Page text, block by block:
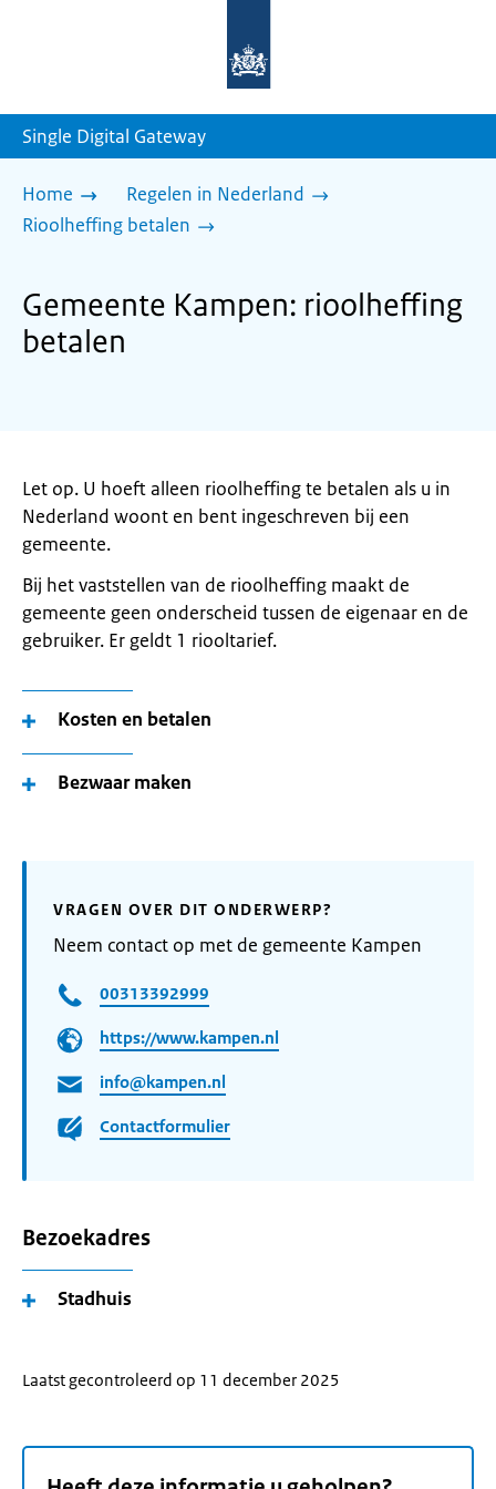
homepage
Single Digital Gateway
Home
Regelen in Nederland
Rioolheffing betalen
Gemeente Kampen: rioolheffing
betalen
Let op. U hoeft alleen rioolheffing te betalen als u in
Nederland woont en bent ingeschreven bij een
gemeente.
Bij het vaststellen van de rioolheffing maakt de
gemeente geen onderscheid tussen de eigenaar en de
gebruiker. Er geldt 1 riooltarief.
Kosten en betalen
Bezwaar maken
VRAGEN OVER DIT ONDERWERP?
Neem contact op met de gemeente Kampen
00313392999
https://www.kampen.nl
info@kampen.nl
Contactformulier
Bezoekadres
Stadhuis
Laatst gecontroleerd op 11 december 2025